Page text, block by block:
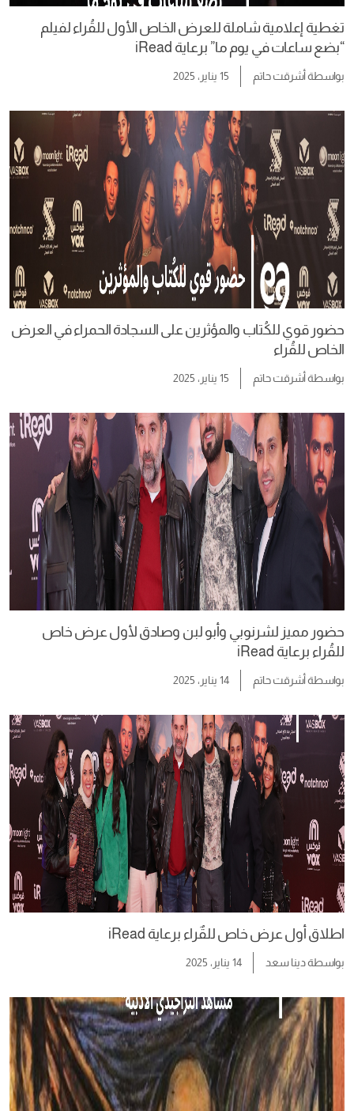
تغطية إعلامية شاملة للعرض الخاص الأول للقُراء لفيلم
“بضع ساعات في يوم ما” برعاية iRead
بواسطةأشرقت حاتم 15 يناير، 2025
حضور قوي للكُتاب والمؤثرين على السجادة الحمراء في العرض
الخاص للقُراء
بواسطةأشرقت حاتم 15 يناير، 2025
حضور مميز لشرنوبي وأبو لبن وصادق لأول عرض خاص
للقُراء برعاية iRead
بواسطةأشرقت حاتم 14 يناير، 2025
اطلاق أول عرض خاص للقٌراء برعاية iRead
بواسطةدينا سعد 14 يناير، 2025